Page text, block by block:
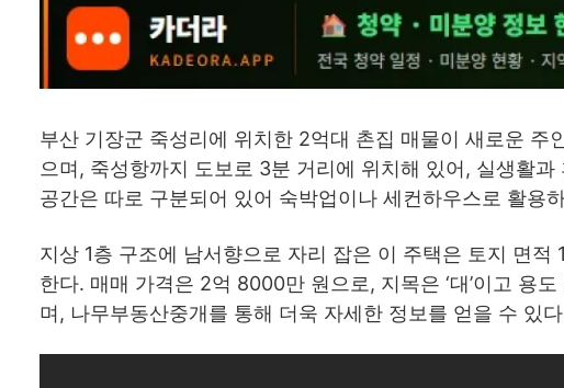
부산 기장군 죽성리에 위치한 2억대 촌집 매물이 새로운
으며, 죽성항까지 도보로 3분 거리에 위치해 있어, 실생활
공간은 따로 구분되어 있어 숙박업이나 세컨하우스로 활용
지상 1층 구조에 남서향으로 자리 잡은 이 주택은 토지 면
한다. 매매 가격은 2억 8000만 원으로, 지목은 ‘대’이고 용
며, 나무부동산중개를 통해 더욱 자세한 정보를 얻을 수 있